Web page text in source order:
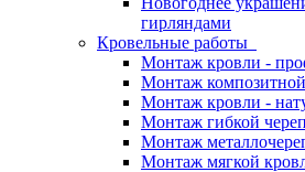
гирляндами
Кровельные работы
Монтаж кровли -
Монтаж
Монтаж кровли -
Монтаж гибкой
Монтаж
Монтаж мягкой